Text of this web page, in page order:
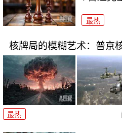
最热
核牌局的模糊艺术：普京
最热